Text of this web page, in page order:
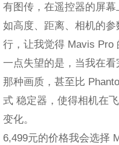
有图传，在遥控器的屏
如高度、距离、相机的
行，让我觉得 Mavis Pro
一点失望的是，当我在
那种画质，甚至比
式 稳定器，使得相机在
变化。
6,499元的价格我会选择